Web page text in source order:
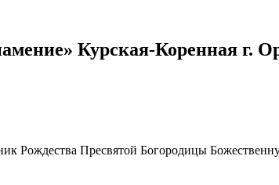
Курская-Коренная г.
Рождества Пресвятой Богородицы